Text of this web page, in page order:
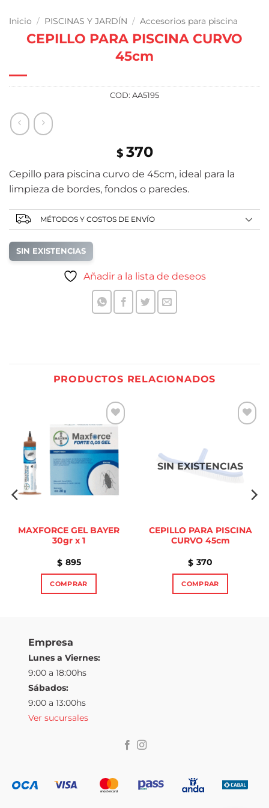
Inicio / PISCINAS Y JARDÍN / Accesorios para piscina
CEPILLO PARA PISCINA CURVO
45cm
COD: AA5195
$ 370
Cepillo para piscina curvo de 45cm, ideal para la
limpieza de bordes, fondos o paredes.
MÉTODOS Y COSTOS DE ENVÍO
SIN EXISTENCIAS
Añadir a la lista de deseos
PRODUCTOS RELACIONADOS
Añadir
a la
lista de
deseos
MAXFORCE GEL BAYER
30gr x 1
$ 895
COMPRAR
SIN EXISTENCIAS
CEPILLO PARA PISCINA
CURVO 45cm
$ 370
COMPRAR
Empresa
Lunes a Viernes:
9:00 a 18:00hs
Sábados:
9:00 a 13:00hs
Ver sucursales